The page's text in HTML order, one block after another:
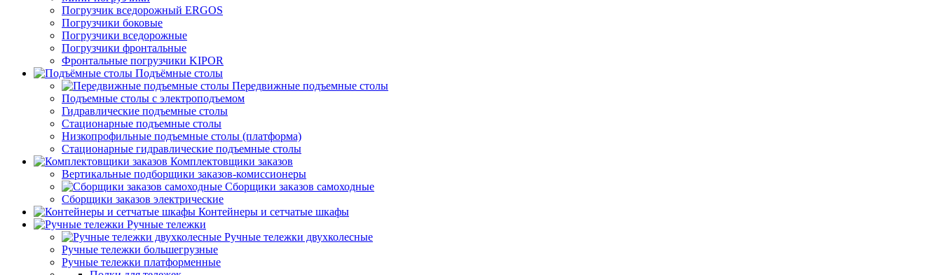
Погрузчик вседорожный ERGOS
Погрузчики боковые
Погрузчики вседорожные
Погрузчики фронтальные
Фронтальные погрузчики KIPOR
Подъёмные столы
Передвижные подъемные столы
Подъемные столы с электроподъемом
Гидравлические подъемные столы
Стационарные подъемные столы
Низкопрофильные подъемные столы (платформа)
Стационарные гидравлические подъемные столы
Комплектовщики заказов
Вертикальные подборщики заказов-комиссионеры
Сборщики заказов самоходные
Сборщики заказов электрические
Контейнеры и сетчатые шкафы
Ручные тележки
Ручные тележки двухколесные
Ручные тележки большегрузные
Ручные тележки платформенные